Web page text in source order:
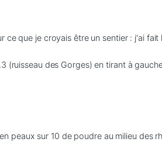
que je croyais être un sentier : j'ai
(ruisseau des Gorges) en tirant à
peaux sur 10 de poudre au milieu des